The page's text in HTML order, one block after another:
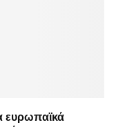
ευρωπαϊκά